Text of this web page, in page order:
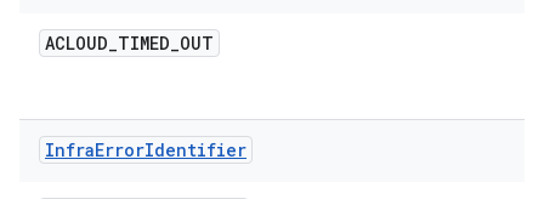
ACLOUD_TIMED_OUT
InfraErrorIdentifier